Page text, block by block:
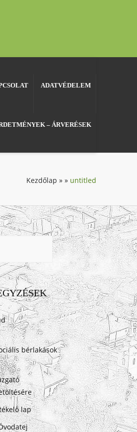
ADATVÉDELEM
– ÁRVERÉSEK
Kezdőlap » » untitled
bérlakások
lap